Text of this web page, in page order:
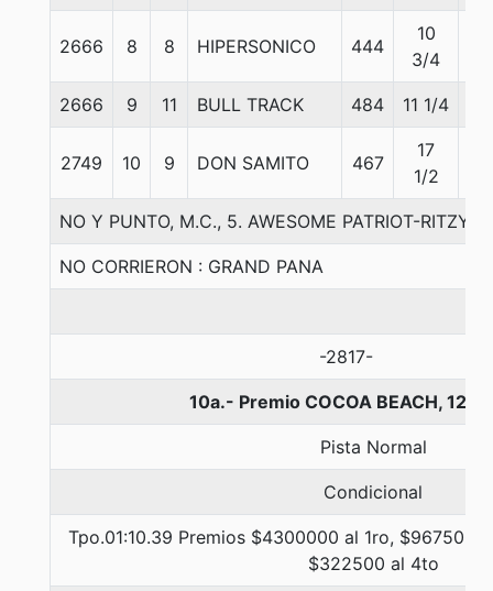
2666 8 8 HIPERSONICO 444
10
3/4
2666 9 11 BULL TRACK 484 11 1/4
2749 10 9 DON SAMITO 467
17
1/2
NO Y PUNTO, M.C., 5. AWESOME PATRIOT-RITZY-
NO CORRIERON : GRAND PANA
-2817-
10a.- Premio COCOA BEACH,
Pista Normal
Condicional
Tpo.01:10.39 Premios $4300000 al 1ro, $967500
$322500 al 4to